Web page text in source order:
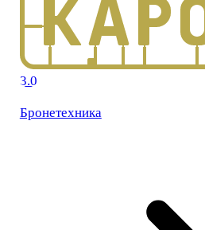
3.0
Бронетехника